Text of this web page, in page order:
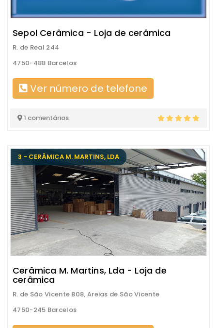
Sepol Cerâmica - Loja de cerâmica
R. de Real 244
4750-488 Barcelos
Ver número de telefone
1 comentários
3 - CERÂMICA M. MARTINS, LDA
Cerâmica M. Martins, Lda - Loja de
cerâmica
R. de São Vicente 808, Areias de São Vicente
4750-245 Barcelos